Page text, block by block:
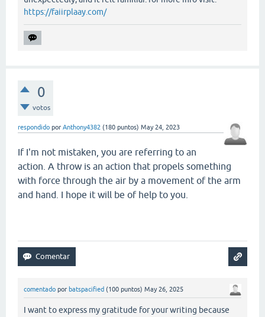
https://faiirplaay.com/
0
votos
respondido por Anthony4382 (180 puntos) May 24, 2023
If I'm not mistaken, you are referring to an
action. A throw is an action that propels something
with force through the air by a movement of the arm
and hand. I hope it will be of help to you.
comentado por batspacified (100 puntos) May 26, 2025
I want to express my gratitude for your writing because